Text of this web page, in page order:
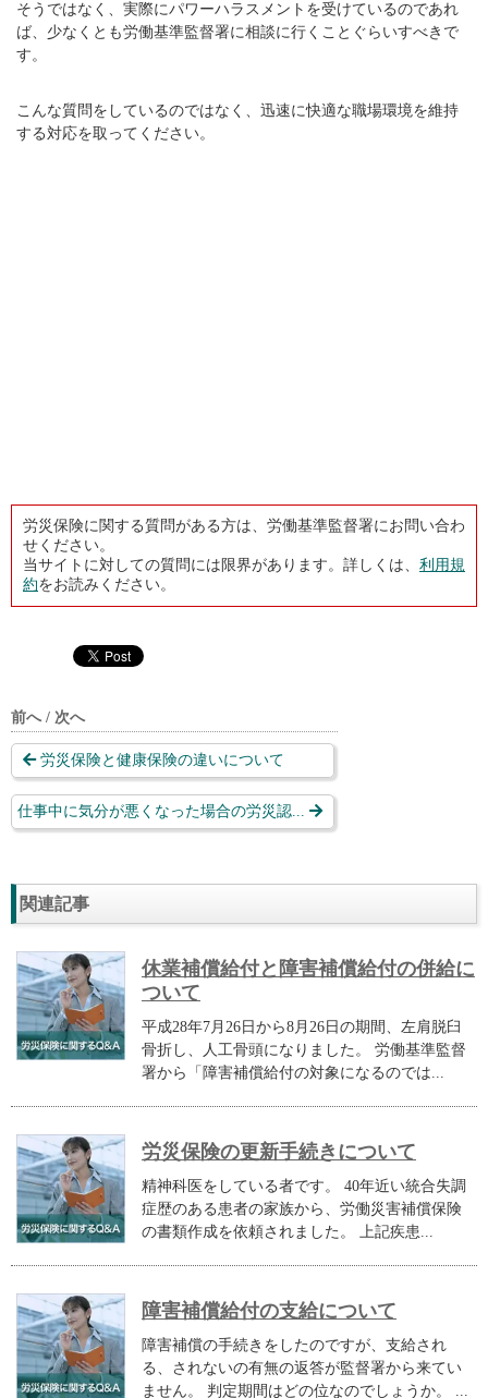
そうではなく、実際にパワーハラスメントを受けているのであれ
ば、少なくとも労働基準監督署に相談に行くことぐらいすべきで
す。
こんな質問をしているのではなく、迅速に快適な職場環境を維持
する対応を取ってください。
労災保険に関する質問がある方は、労働基準監督署にお問い合わ
せください。
当サイトに対しての質問には限界があります。詳しくは、 利用規
約をお読みください。
前へ / 次へ
労災保険と健康保険の違いについて
仕事中に気分が悪くなった場合の労災認...
関連記事
休業補償給付と障害補償給付の併給に
ついて
平成28年7月26日から8月26日の期間、左肩脱臼
骨折し、人工骨頭になりました。 労働基準監督
署から「障害補償給付の対象になるのでは...
労災保険の更新手続きについて
精神科医をしている者です。 40年近い統合失調
症歴のある患者の家族から、労働災害補償保険
の書類作成を依頼されました。 上記疾患...
障害補償給付の支給について
障害補償の手続きをしたのですが、支給され
る、されないの有無の返答が監督署から来てい
ません。 判定期間はどの位なのでしょうか。 ...